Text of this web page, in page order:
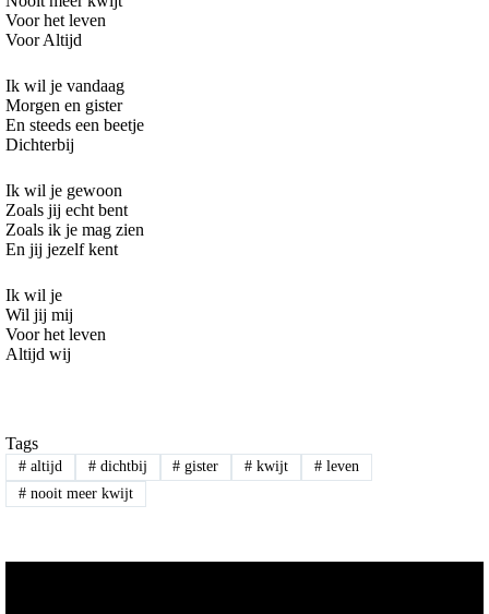
Voor het leven
Voor Altijd
Ik wil je vandaag
Morgen en gister
En steeds een beetje
Dichterbij
Ik wil je gewoon
Zoals jij echt bent
Zoals ik je mag zien
En jij jezelf kent
Ik wil je
Wil jij mij
Voor het leven
Altijd wij
Tags
#altijd #dichtbij # gister # kwijt # leven
#nooit meer kwijt